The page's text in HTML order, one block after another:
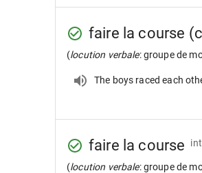
faire la course
(locution verbale: groupe de
The boys raced each
faire la course
(locution verbale: groupe de